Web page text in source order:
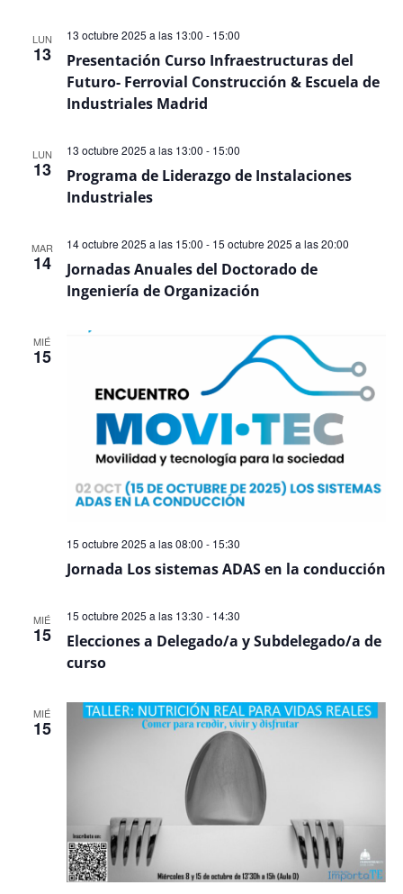
LUN
13
Presentación Curso Infraestructuras del
Futuro- Ferrovial Construcción & Escuela de
Industriales Madrid
13 octubre 2025 a las 13:00 - 15:00
LUN
13
Programa de Liderazgo de Instalaciones
Industriales
13 octubre 2025 a las 13:00 - 15:00
MAR
14
Jornadas Anuales del Doctorado de
Ingeniería de Organización
14 octubre 2025 a las 15:00 - 15 octubre 2025 a las 20:00
MIÉ
15
Jornada Los sistemas ADAS en la conducción
15 octubre 2025 a las 08:00 - 15:30
MIÉ
15
Elecciones a Delegado/a y Subdelegado/a de
curso
15 octubre 2025 a las 13:30 - 14:30
MIÉ
15